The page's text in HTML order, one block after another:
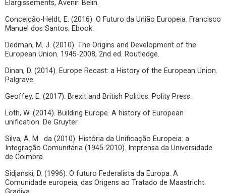
Élargissements, Avenir. Belin.
Conceição-Heldt, E. (2016). O Futuro da União Europeia. Francisco
Manuel dos Santos. Ebook.
Dedman, M. J. (2010). The Origins and Development of the
European Union. 1945-2008, 2nd ed. Routledge.
Dinan, D. (2014). Europe Recast: a History of the European Union.
Palgrave.
Geoffey, E. (2017). Brexit and British Politics. Polity Press.
Loth, W. (2014). Building Europe. A history of European
unification. De Gruyter.
Silva, A. M. da (2010). História da Unificação Europeia: a
Integração Comunitária (1945-2010). Imprensa da Universidade
de Coimbra.
Sidjanski, D. (1996). O futuro Federalista da Europa. A
Comunidade europeia, das Origens ao Tratado de Maastricht.